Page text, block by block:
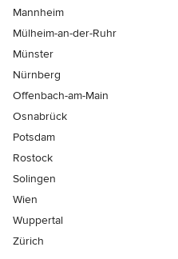
Mannheim
Mülheim-an-der-Ruhr
Münster
Nürnberg
Offenbach-am-Main
Osnabrück
Potsdam
Rostock
Solingen
Wien
Wuppertal
Zürich